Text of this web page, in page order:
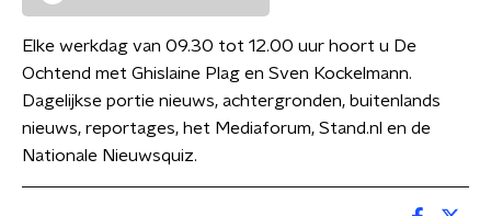
Elke werkdag van 09.30 tot 12.00 uur hoort u De
Ochtend met Ghislaine Plag en Sven Kockelmann.
Dagelijkse portie nieuws, achtergronden, buitenlands
nieuws, reportages, het Mediaforum, Stand.nl en de
Nationale Nieuwsquiz.